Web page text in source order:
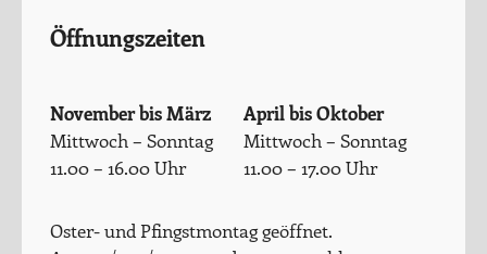
Öffnungszeiten
November bis März
Mittwoch – Sonntag
11.00 – 16.00 Uhr
April bis Oktober
Mittwoch – Sonntag
11.00 – 17.00 Uhr
Oster- und Pfingstmontag geöffnet.